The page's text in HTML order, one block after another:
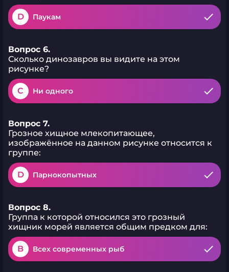
D Паукам
Вопрос 6.
Сколько динозавров вы видите на этом
рисунке?
C Ни одного
Вопрос 7.
Грозное хищное млекопитающее,
изображённое на данном рисунке относится к
группе:
D Парнокопытных
Вопрос 8.
Группа к которой относился это грозный
хищник морей является общим предком для:
B Всех современных рыб